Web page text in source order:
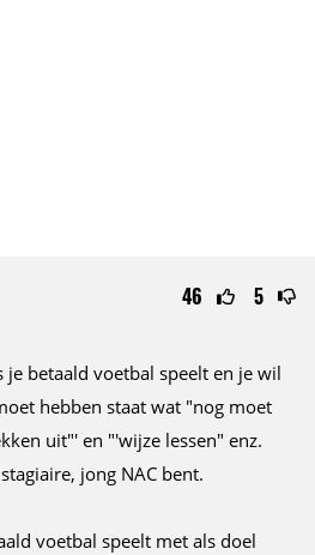
46 5
betaald voetbal speelt en je wil
hebben staat wat "nog moet
uit"' en "'wijze lessen" enz.
jong NAC bent.
voetbal speelt met als doel